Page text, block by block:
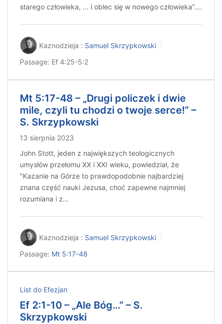
starego człowieka, ... i oblec się w nowego człowieka”.…
Kaznodzieja : Samuel Skrzypkowski
Passage: Ef 4:25-5:2
Mt 5:17-48 – „Drugi policzek i dwie
mile, czyli tu chodzi o twoje serce!” –
S. Skrzypkowski
13 sierpnia 2023
John Stott, jeden z największych teologicznych
umysłów przełomu XX i XXI wieku, powiedział, że
"Kazanie na Górze to prawdopodobnie najbardziej
znana część nauki Jezusa, choć zapewne najmniej
rozumiana i z…
Kaznodzieja : Samuel Skrzypkowski
Passage: Mt 5:17-48
List do Efezjan
Ef 2:1-10 – „Ale Bóg…” – S.
Skrzypkowski